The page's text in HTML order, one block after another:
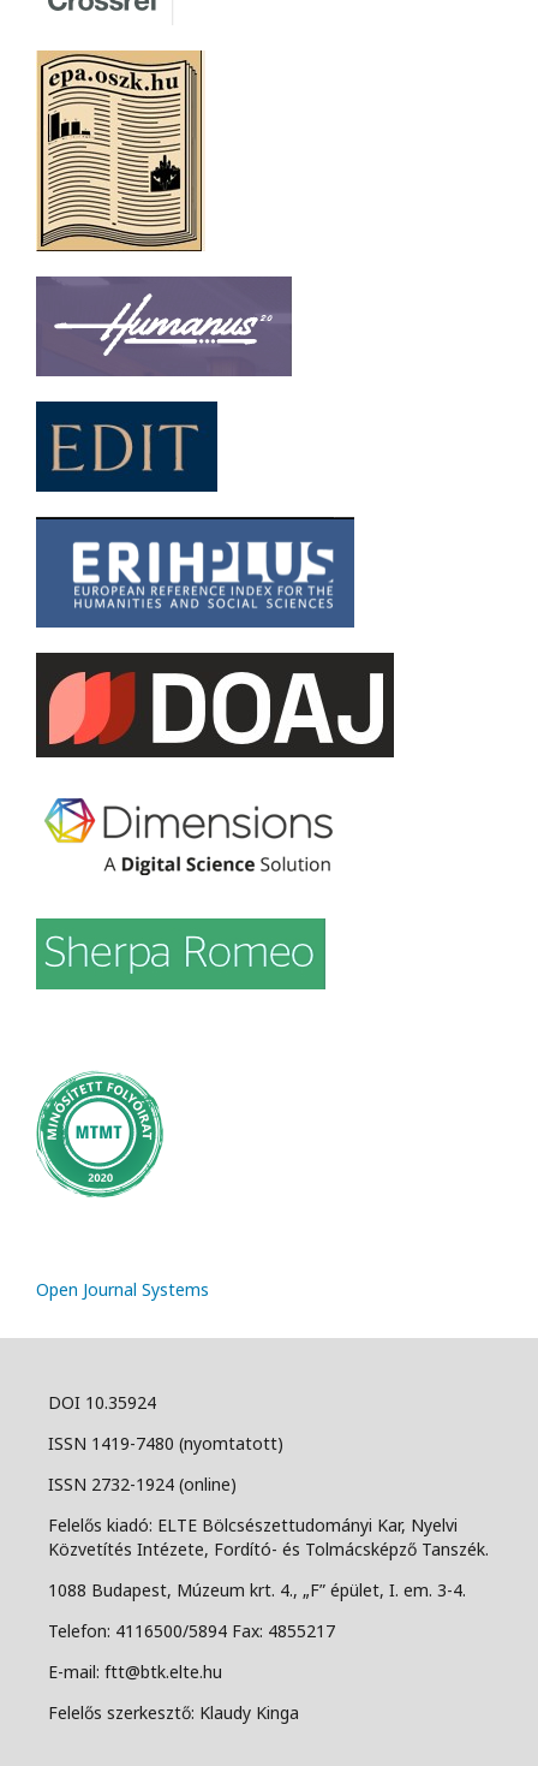
Open Journal Systems
DOI 10.35924
ISSN 1419-7480 (nyomtatott)
ISSN 2732-1924 (online)
Felelős kiadó: ELTE Bölcsészettudományi Kar, Nyelvi
Közvetítés Intézete, Fordító- és Tolmácsképző Tanszék.
1088 Budapest, Múzeum krt. 4., „F” épület, I. em. 3-4.
Telefon: 4116500/5894 Fax: 4855217
E-mail: ftt@btk.elte.hu
Felelős szerkesztő: Klaudy Kinga